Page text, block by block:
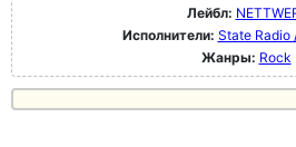
Лейбл:
Исполнители: State Radio
Жанры: Rock